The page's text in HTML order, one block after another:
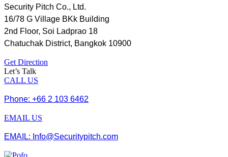
Security Pitch Co., Ltd.
16/78 G Village BKk Building
2nd Floor, Soi Ladprao 18
Chatuchak District, Bangkok 10900
Get Direction
Let’s Talk
CALL US
Phone: +66 2 103 6462
EMAIL US
EMAIL: Info@Securitypitch.com